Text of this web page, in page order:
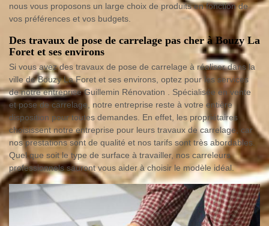
nous vous proposons un large choix de produits en fonction de
vos préférences et vos budgets.
Des travaux de pose de carrelage pas cher à Bouzy La
Foret et ses environs
Si vous avez des travaux de pose de carrelage à réaliser dans la
ville de Bouzy La Foret et ses environs, optez pour les services
de notre entreprise Guillemin Rénovation . Spécialisée en vente
et pose de carrelage, notre entreprise reste à votre entière
disposition pour toutes demandes. En effet, les propriétaires
choisissent notre entreprise pour leurs travaux de carrelage, car
nos prestations sont de qualité et nos tarifs sont très abordables.
Quel que soit le type de surface à travailler, nos carreleurs
professionnels sauront vous aider à choisir le modèle idéal.